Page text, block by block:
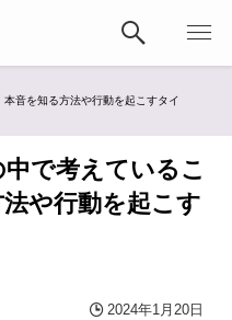
音を知る方法や行動を起こすタイ
で考えているこ
や行動を起こす
2024年1月20日